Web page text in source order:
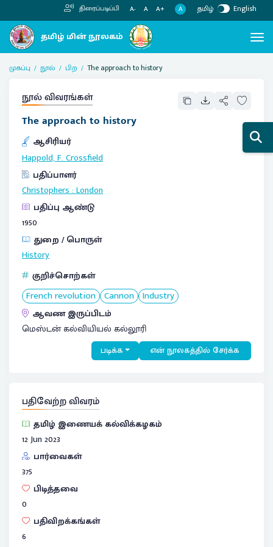
திரைப்படிப்பி A- A A+ A தமிழ் English
முகப்பு நூல் பிற The approach to history
நூல் விவரங்கள்
The approach to history
ஆசிரியர்
Happold, F. Crossfield
பதிப்பாளர்
Christophers:London
பதிப்பு ஆண்டு
1950
துறை / பொருள்
History
குறிச்சொற்கள்
French revolution Cannon Industry
ஆவண இருப்பிடம்
மெஸ்டன் கல்வியியல் கல்லூரி
படிக்க என் நூலகத்தில் சேர்க்க
பதிவேற்ற விவரம்
தமிழ் இணையக் கல்விக்கழகம்
12 Jun 2023
பார்வைகள்
375
பிடித்தவை
0
பதிவிறக்கங்கள்
6